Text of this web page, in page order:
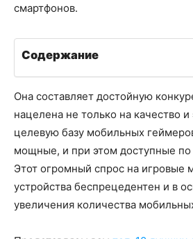
смартфонов.
Содержание
Она составляет достойную
нацелена не только на качество и
целевую базу мобильных
мощные, и при этом доступные
Этот огромный спрос на игровые
устройства беспрецедентен и в
увеличения количества